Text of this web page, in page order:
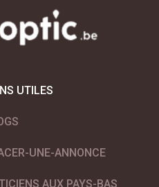
reconnu
UTILES
UNE-ANNONCE
AUX PAYS-BAS